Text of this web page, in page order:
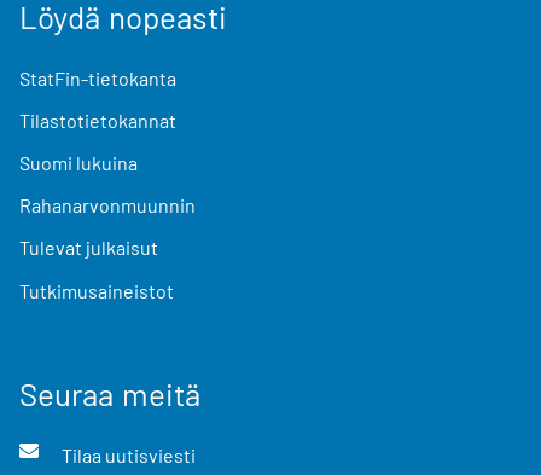
Löydä nopeasti
StatFin-tietokanta
Tilastotietokannat
Suomi lukuina
Rahanarvonmuunnin
Tulevat julkaisut
Tutkimusaineistot
Seuraa meitä
Tilaa uutisviesti